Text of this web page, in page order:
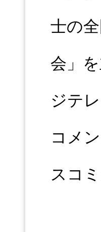
士の
会」
ジテ
コメ
スコ